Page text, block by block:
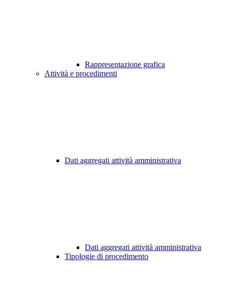
Rappresentazione grafica
Attività e procedimenti
Dati aggregati attività amministrativa
Dati aggregati attività amministrativa
Tipologie di procedimento